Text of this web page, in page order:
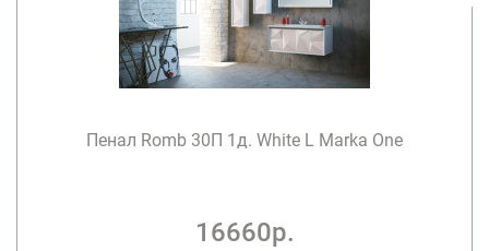
Пенал Romb 30П 1д. White L Marka One
16660р.